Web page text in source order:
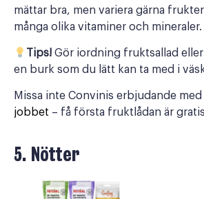
mättar bra, men variera gärna
många olika vitaminer och mineraler.
Tips!Gör iordning fruktsallad
en burk som du lätt kan ta med i
Missa inte Convinis erbjudande
jobbet – få första fruktlådan är
5. Nötter